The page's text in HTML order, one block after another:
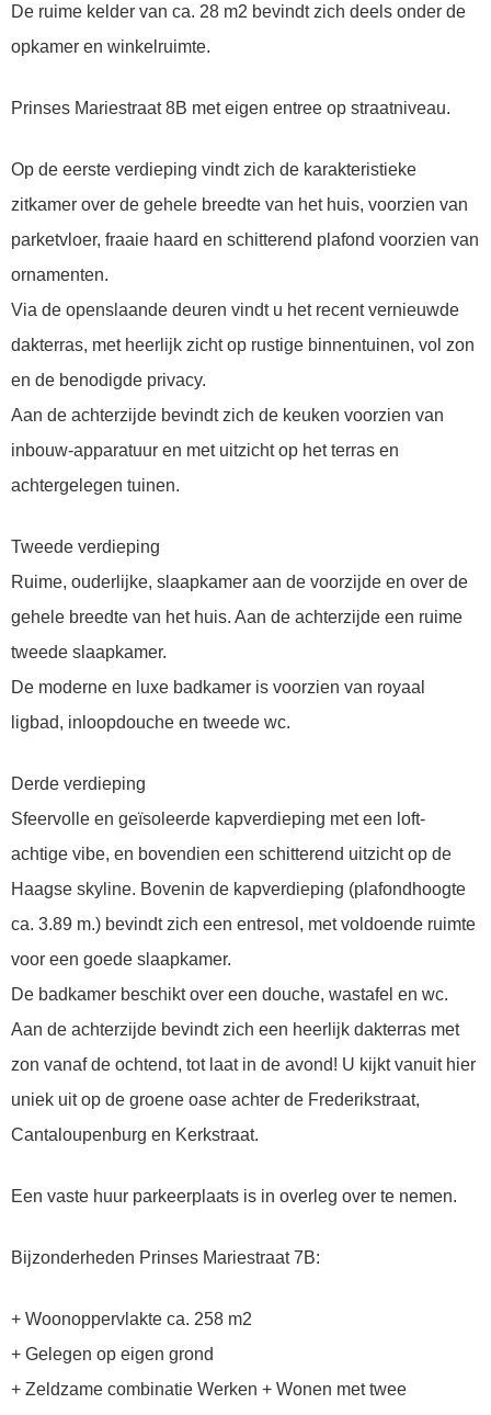
De ruime kelder van ca. 28 m2 bevindt zich deels onder de
opkamer en winkelruimte.
Prinses Mariestraat 8B met eigen entree op straatniveau.
Op de eerste verdieping vindt zich de karakteristieke
zitkamer over de gehele breedte van het huis, voorzien van
parketvloer, fraaie haard en schitterend plafond voorzien van
ornamenten.
Via de openslaande deuren vindt u het recent vernieuwde
dakterras, met heerlijk zicht op rustige binnentuinen, vol zon
en de benodigde privacy.
Aan de achterzijde bevindt zich de keuken voorzien van
inbouw-apparatuur en met uitzicht op het terras en
achtergelegen tuinen.
Tweede verdieping
Ruime, ouderlijke, slaapkamer aan de voorzijde en over de
gehele breedte van het huis. Aan de achterzijde een ruime
tweede slaapkamer.
De moderne en luxe badkamer is voorzien van royaal
ligbad, inloopdouche en tweede wc.
Derde verdieping
Sfeervolle en geïsoleerde kapverdieping met een loft-
achtige vibe, en bovendien een schitterend uitzicht op de
Haagse skyline. Bovenin de kapverdieping (plafondhoogte
ca. 3.89 m.) bevindt zich een entresol, met voldoende ruimte
voor een goede slaapkamer.
De badkamer beschikt over een douche, wastafel en wc.
Aan de achterzijde bevindt zich een heerlijk dakterras met
zon vanaf de ochtend, tot laat in de avond! U kijkt vanuit hier
uniek uit op de groene oase achter de Frederikstraat,
Cantaloupenburg en Kerkstraat.
Een vaste huur parkeerplaats is in overleg over te nemen.
Bijzonderheden Prinses Mariestraat 7B:
+ Woonoppervlakte ca. 258 m2
+ Gelegen op eigen grond
+ Zeldzame combinatie Werken + Wonen met twee